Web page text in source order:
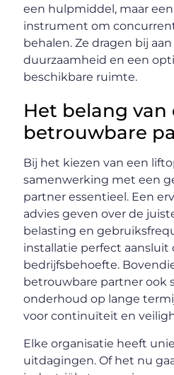
een hulpmiddel, maar
instrument om
behalen. Ze dragen bij
duurzaamheid en een
beschikbare ruimte.
Het belang van
betrouwbare
Bij het kiezen van een
samenwerking met een
partner essentieel. Een
advies geven over de
belasting en
installatie perfect aansluit
bedrijfsbehoefte.
betrouwbare partner ook
onderhoud op lange
voor continuïteit en
Elke organisatie heeft
uitdagingen. Of het nu